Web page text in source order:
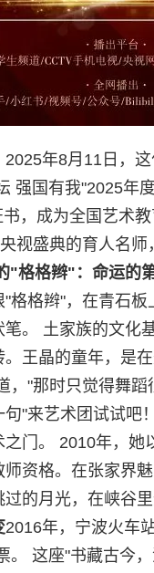
年8月11日，
强国有我"2025年
，成为全国艺术
视盛典的育人名
"格格辫" ：命运的
格格辫"，在青石
。 土家族的文化
王晶的童年，是
，"那时只觉得舞
"来艺术团试试吧
门。 2010年，
资格。在张家界
的月光，在峡谷
2016年，宁波火车
。 这座"书藏古今